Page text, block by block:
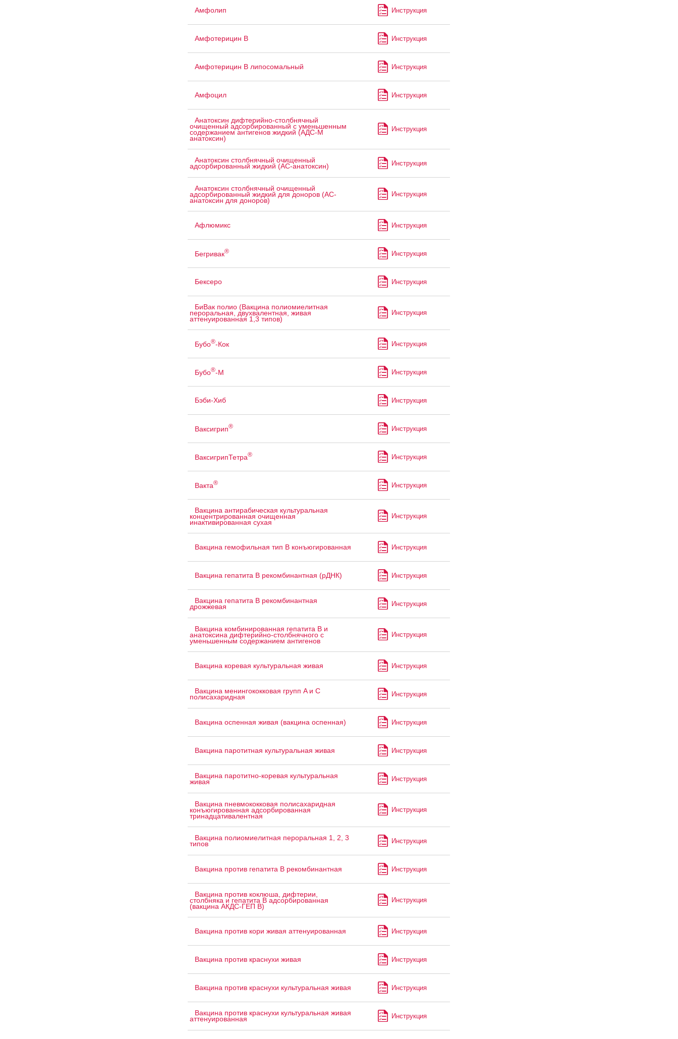
Амфолип Инструкция
Амфотерицин В Инструкция
Амфотерицин В липосомальный Инструкция
Амфоцил Инструкция
Анатоксин дифтерийно-столбнячный
очищенный адсорбированный с уменьшенным
содержанием антигенов жидкий (АДС-М
анатоксин)
Инструкция
Анатоксин столбнячный очищенный
адсорбированный жидкий (АС-анатоксин) Инструкция
Анатоксин столбнячный очищенный
адсорбированный жидкий для доноров (АС-
анатоксин для доноров)
Инструкция
Афлюмикс Инструкция
Бегривак® Инструкция
Бексеро Инструкция
БиВак полио (Вакцина полиомиелитная
пероральная, двухвалентная, живая
аттенуированная 1,3 типов)
Инструкция
Бубо®-Кок Инструкция
Бубо®-М Инструкция
Бэби-Хиб Инструкция
Ваксигрип® Инструкция
ВаксигрипТетра® Инструкция
Вакта® Инструкция
Вакцина антирабическая культуральная
концентрированная очищенная
инактивированная сухая
Инструкция
Вакцина гемофильная тип B конъюгированная Инструкция
Вакцина гепатита В рекомбинантная (рДНК) Инструкция
Вакцина гепатита В рекомбинантная
дрожжевая Инструкция
Вакцина комбинированная гепатита В и
анатоксина дифтерийно-столбнячного с
уменьшенным содержанием антигенов
Инструкция
Вакцина коревая культуральная живая Инструкция
Вакцина менингококковая групп A и C
полисахаридная Инструкция
Вакцина оспенная живая (вакцина оспенная) Инструкция
Вакцина паротитная культуральная живая Инструкция
Вакцина паротитно-коревая культуральная
живая Инструкция
Вакцина пневмококковая полисахаридная
конъюгированная адсорбированная
тринадцативалентная
Инструкция
Вакцина полиомиелитная пероральная 1, 2, 3
типов Инструкция
Вакцина против гепатита В рекомбинантная Инструкция
Вакцина против коклюша, дифтерии,
столбняка и гепатита В адсорбированная
(вакцина АКДС-ГЕП В)
Инструкция
Вакцина против кори живая аттенуированная Инструкция
Вакцина против краснухи живая Инструкция
Вакцина против краснухи культуральная живая Инструкция
Вакцина против краснухи культуральная живая
аттенуированная Инструкция